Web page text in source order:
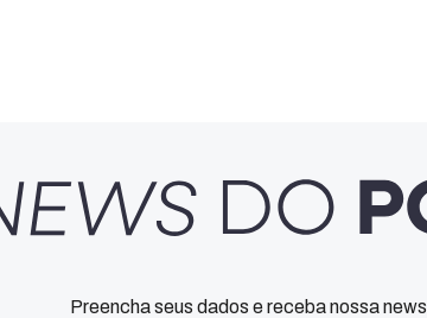
Preencha seus dados e receba nossa news